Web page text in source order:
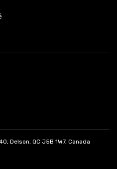
Delson, QC J5B 1W7, Canada